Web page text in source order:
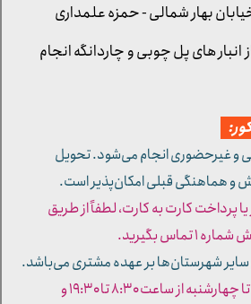
بهار شمالی - حمزه علمداری
و غیرحضوری انجام می‌شود. تحویل
و هماهنگی قبلی امکان‌پذیر است.
پرداخت کارت به کارت، لطفاً از طریق
بگیرید.
سایر شهرستان‌ها بر عهده مشتری می‌باشد.
- ساعات کاری فروشگاه: شنبه تا چهارشنبه از ساعت ۸:۳۰ تا ۱۹:۳۰ و
انبار های پل چوبی و چاردانگه انجام